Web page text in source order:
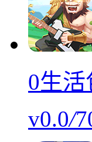
0生活
v0.0/